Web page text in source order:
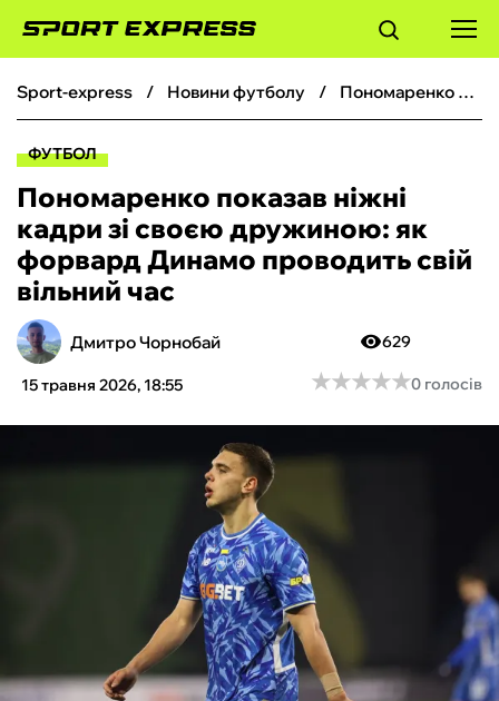
ФУТБОЛ
БОКС
ХОКЕЙ
ТЕНІС
КІБЕРСПОРТ
БУКМЕКЕРИ
sport-express новини футболу Пономаренко показав ніжні кадри зі своєю дружиною: як форвард Динамо проводить свій вільний час
ФУТБОЛ
Пономаренко показав ніжні
кадри зі своєю дружиною: як
форвард Динамо проводить свій
вільний час
Дмитро Чорнобай
15 травня 2026, 18:55
629
★★★★★
★★★★★0 голосів